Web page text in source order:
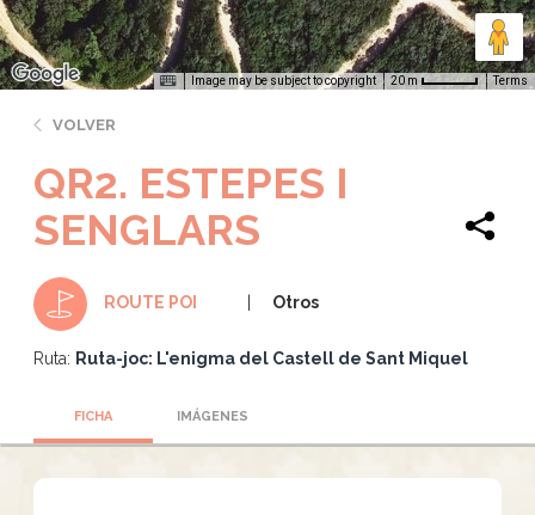
Image may be subject to copyright 20 m Terms
VOLVER
QR2. ESTEPES I
SENGLARS
ROUTE POI Otros
Ruta: Ruta-joc: L'enigma del Castell de Sant Miquel
FICHA IMÁGENES